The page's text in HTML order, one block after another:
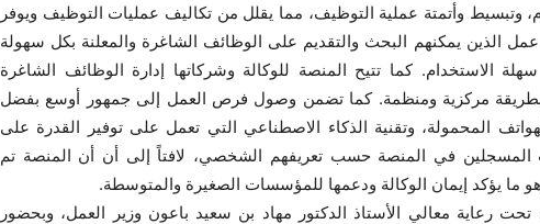
وتبسيط وأتمتة عملية التوظيف، مما يقلل من تكاليف عمليات التوظيف ويوفر
الذين يمكنهم البحث والتقديم على الوظائف الشاغرة والمعلنة بكل سهولة
الاستخدام. كما تتيح المنصة للوكالة وشركاتها إدارة الوظائف الشاغرة
بطريقة مركزية ومنظمة. كما تضمن وصول فرص العمل إلى جمهور أوسع بفضل
المحمولة، وتقنية الذكاء الاصطناعي التي تعمل على توفير القدرة على
في المنصة حسب تعريفهم الشخصي، لافتاً إلى أن أن المنصة تم
ما يؤكد إيمان الوكالة ودعمها للمؤسسات الصغيرة والمتوسطة.
رعاية معالي الأستاذ الدكتور مهاد بن سعيد باعون وزير العمل، وبحضور